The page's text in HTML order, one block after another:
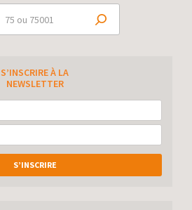
S’INSCRIRE À LA
NEWSLETTER
S’INSCRIRE